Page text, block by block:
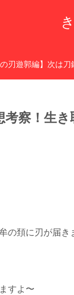
刃遊郭編】次は
考察！生き
の頚に刃が届き
すよ〜